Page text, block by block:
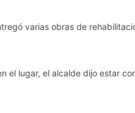
varias obras de
el lugar, el alcalde dijo estar